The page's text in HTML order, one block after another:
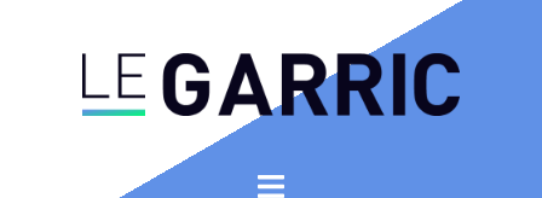
Ouvrir/fermer